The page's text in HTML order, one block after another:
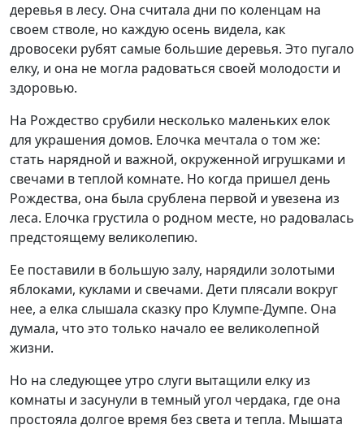
деревья в лесу. Она считала дни по коленцам на
своем стволе, но каждую осень видела, как
дровосеки рубят самые большие деревья. Это пугало
елку, и она не могла радоваться своей молодости и
здоровью.
На Рождество срубили несколько маленьких елок
для украшения домов. Елочка мечтала о том же:
стать нарядной и важной, окруженной игрушками и
свечами в теплой комнате. Но когда пришел день
Рождества, она была срублена первой и увезена из
леса. Елочка грустила о родном месте, но радовалась
предстоящему великолепию.
Ее поставили в большую залу, нарядили золотыми
яблоками, куклами и свечами. Дети плясали вокруг
нее, а елка слышала сказку про Клумпе-Думпе. Она
думала, что это только начало ее великолепной
жизни.
Но на следующее утро слуги вытащили елку из
комнаты и засунули в темный угол чердака, где она
простояла долгое время без света и тепла. Мышата